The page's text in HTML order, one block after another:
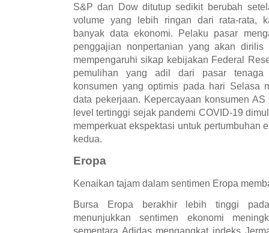
S&P dan Dow ditutup sedikit berubah
volume yang lebih ringan dari rata-rata,
banyak data ekonomi. Pelaku pasar
penggajian nonpertanian yang akan
mempengaruhi sikap kebijakan Federal
pemulihan yang adil dari pasar tenaga
konsumen yang optimis pada hari Selasa
data pekerjaan. Kepercayaan konsumen
level tertinggi sejak pandemi COVID-19
memperkuat ekspektasi untuk pertumbuhan
kedua.
Eropa
Kenaikan tajam dalam sentimen Eropa
Bursa Eropa berakhir lebih tinggi
menunjukkan sentimen ekonomi
sementara Adidas mengangkat indeks